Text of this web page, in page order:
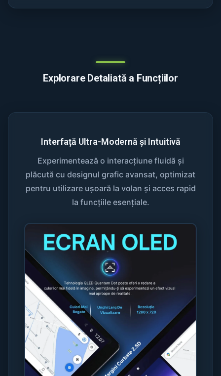
Explorare Detaliată a Funcțiilor
Interfață Ultra-Modernă și Intuitivă
Experimentează o interacțiune fluidă și
plăcută cu designul grafic avansat, optimizat
pentru utilizare ușoară la volan și acces rapid
la funcțiile esențiale.